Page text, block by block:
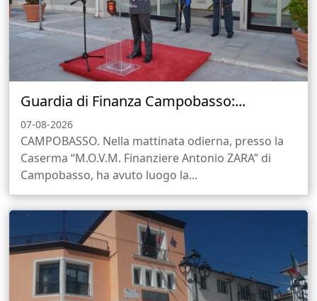
Guardia di Finanza Campobasso:...
07-08-2026
CAMPOBASSO. Nella mattinata odierna, presso la
Caserma “M.O.V.M. Finanziere Antonio ZARA” di
Campobasso, ha avuto luogo la...